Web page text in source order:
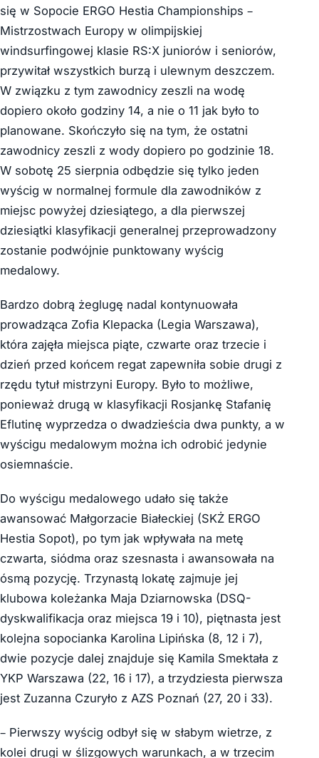
się w Sopocie ERGO Hestia Championships –
Mistrzostwach Europy w olimpijskiej
windsurfingowej klasie RS:X juniorów i seniorów,
przywitał wszystkich burzą i ulewnym deszczem.
W związku z tym zawodnicy zeszli na wodę
dopiero około godziny 14, a nie o 11 jak było to
planowane. Skończyło się na tym, że ostatni
zawodnicy zeszli z wody dopiero po godzinie 18.
W sobotę 25 sierpnia odbędzie się tylko jeden
wyścig w normalnej formule dla zawodników z
miejsc powyżej dziesiątego, a dla pierwszej
dziesiątki klasyfikacji generalnej przeprowadzony
zostanie podwójnie punktowany wyścig
medalowy.
Bardzo dobrą żeglugę nadal kontynuowała
prowadząca Zofia Klepacka (Legia Warszawa),
która zajęła miejsca piąte, czwarte oraz trzecie i
dzień przed końcem regat zapewniła sobie drugi z
rzędu tytuł mistrzyni Europy. Było to możliwe,
ponieważ drugą w klasyfikacji Rosjankę Stafanię
Eflutinę wyprzedza o dwadzieścia dwa punkty, a w
wyścigu medalowym można ich odrobić jedynie
osiemnaście.
Do wyścigu medalowego udało się także
awansować Małgorzacie Białeckiej (SKŻ ERGO
Hestia Sopot), po tym jak wpływała na metę
czwarta, siódma oraz szesnasta i awansowała na
ósmą pozycję. Trzynastą lokatę zajmuje jej
klubowa koleżanka Maja Dziarnowska (DSQ-
dyskwalifikacja oraz miejsca 19 i 10), piętnasta jest
kolejna sopocianka Karolina Lipińska (8, 12 i 7),
dwie pozycje dalej znajduje się Kamila Smektała z
YKP Warszawa (22, 16 i 17), a trzydziesta pierwsza
jest Zuzanna Czuryło z AZS Poznań (27, 20 i 33).
– Pierwszy wyścig odbył się w słabym wietrze, z
kolei drugi w ślizgowych warunkach, a w trzecim